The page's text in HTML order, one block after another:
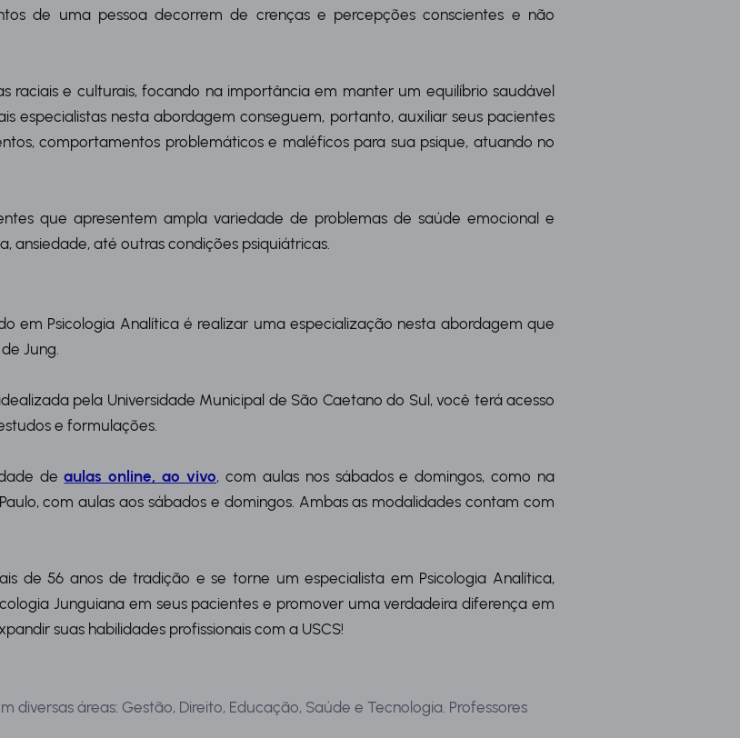
de uma pessoa decorrem de crenças e percepções conscientes e não
raciais e culturais, focando na importância em manter um equilíbrio saudável
especialistas nesta abordagem conseguem, portanto, auxiliar seus pacientes
comportamentos problemáticos e maléficos para sua psique, atuando no
que apresentem ampla variedade de problemas de saúde emocional e
ansiedade, até outras condições psiquiátricas.
em Psicologia Analítica é realizar uma especialização nesta abordagem que
Jung.
pela Universidade Municipal de São Caetano do Sul, você terá acesso
e formulações.
de aulas online, ao vivo, com aulas nos sábados e domingos, como na
com aulas aos sábados e domingos. Ambas as modalidades contam com
de 56 anos de tradição e se torne um especialista em Psicologia Analítica,
Junguiana em seus pacientes e promover uma verdadeira diferença em
suas habilidades profissionais com a USCS!
áreas: Gestão, Direito, Educação, Saúde e Tecnologia. Professores